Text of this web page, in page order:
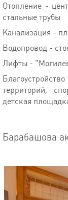
Отопление -
стальные трубы
Канализация -
Водопровод -
Лифты -
территорий,
детская
Барабашова